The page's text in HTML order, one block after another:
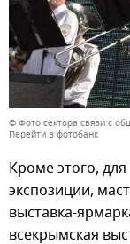
© Фото сектора связи с
Перейти в фотобанк
Кроме этого,
экспозиции,
выставка-
всекрымская